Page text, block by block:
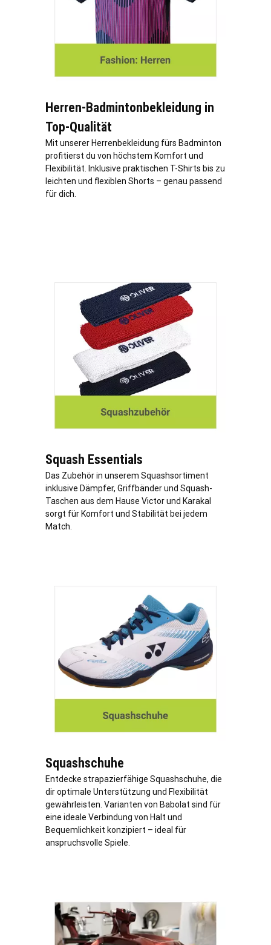
Herren-Badmintonbekleidung in
Top-Qualität
Mit unserer Herrenbekleidung fürs Badminton
profitierst du von höchstem Komfort und
Flexibilität. Inklusive praktischen T-Shirts bis zu
leichten und flexiblen Shorts – genau passend
für dich.
Squash Essentials
Das Zubehör in unserem Squashsortiment
inklusive Dämpfer, Griffbänder und Squash-
Taschen aus dem Hause Victor und Karakal
sorgt für Komfort und Stabilität bei jedem
Match.
Squashschuhe
Entdecke strapazierfähige Squashschuhe, die
dir optimale Unterstützung und Flexibilität
gewährleisten. Varianten von Babolat sind für
eine ideale Verbindung von Halt und
Bequemlichkeit konzipiert – ideal für
anspruchsvolle Spiele.